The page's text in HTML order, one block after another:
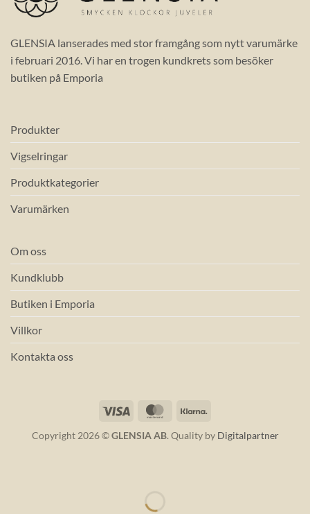
GLENSIA lanserades med stor framgång som nytt varumärke
i februari 2016. Vi har en trogen kundkrets som besöker
butiken på Emporia
Produkter
Vigselringar
Produktkategorier
Varumärken
Om oss
Kundklubb
Butiken i Emporia
Villkor
Kontakta oss
Visa MasterCard
Copyright 2026 ©GLENSIA AB. Quality by Digitalpartner